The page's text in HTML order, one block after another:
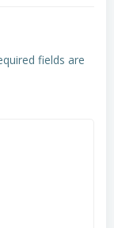
fields are